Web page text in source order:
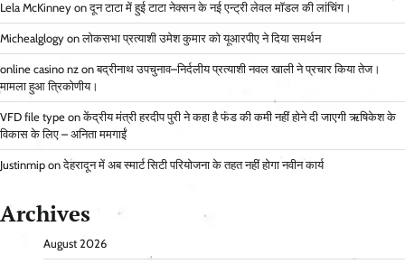
Lela McKinney onदून टाटा में हुई टाटा नेक्सन के नई एन्ट्री लेवल मॉडल की लांचिंग।
Michealglogy onलोकसभा प्रत्याशी उमेश कुमार को यूआरपीए ने दिया समर्थन
online casino nz onबद्रीनाथ उपचुनाव–निर्दलीय प्रत्याशी नवल खाली ने प्रचार किया तेज।
मामला हुआ त्रिकोणीय।
VFD file type onकेंद्रीय मंत्री हरदीप पुरी ने कहा है फंड की कमी नहीं होने दी जाएगी ऋषिकेश के
विकास के लिए – अनिता ममगाईं
Justinmip onदेहरादून में अब स्मार्ट सिटी परियोजना के तहत नहीं होगा नवीन कार्य
Archives
August 2026